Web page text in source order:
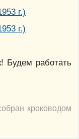
Будем работать
кроководом